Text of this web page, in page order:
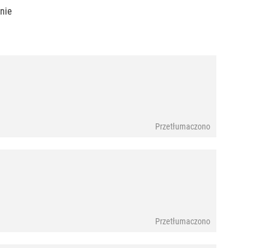
Przetłumaczono
Przetłumaczono